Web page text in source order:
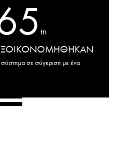
tn
σε σύγκριση με ένα